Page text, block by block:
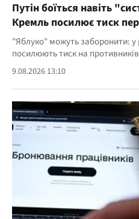
Путін боїться навіть
Кремль посилює тиск
"Яблуко" можуть заборонити: у
посилюють тиск на
9.08.2026 13:10